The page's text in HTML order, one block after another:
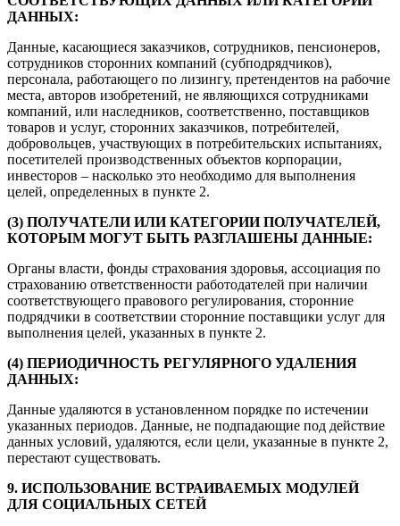
ДАННЫХ:
Данные, касающиеся заказчиков, сотрудников, пенсионеров,
сотрудников сторонних компаний (субподрядчиков),
персонала, работающего по лизингу, претендентов на рабочие
места, авторов изобретений, не являющихся сотрудниками
компаний, или наследников, соответственно, поставщиков
товаров и услуг, сторонних заказчиков, потребителей,
добровольцев, участвующих в потребительских испытаниях,
посетителей производственных объектов корпорации,
инвесторов – насколько это необходимо для выполнения
целей, определенных в пункте 2.
(3) ПОЛУЧАТЕЛИ ИЛИ КАТЕГОРИИ ПОЛУЧАТЕЛЕЙ,
КОТОРЫМ МОГУТ БЫТЬ РАЗГЛАШЕНЫ ДАННЫЕ:
Органы власти, фонды страхования здоровья, ассоциация по
страхованию ответственности работодателей при наличии
соответствующего правового регулирования, сторонние
подрядчики в соответствии сторонние поставщики услуг для
выполнения целей, указанных в пункте 2.
(4) ПЕРИОДИЧНОСТЬ РЕГУЛЯРНОГО УДАЛЕНИЯ
ДАННЫХ:
Данные удаляются в установленном порядке по истечении
указанных периодов. Данные, не подпадающие под действие
данных условий, удаляются, если цели, указанные в пункте 2,
перестают существовать.
9. ИСПОЛЬЗОВАНИЕ ВСТРАИВАЕМЫХ МОДУЛЕЙ
ДЛЯ СОЦИАЛЬНЫХ СЕТЕЙ